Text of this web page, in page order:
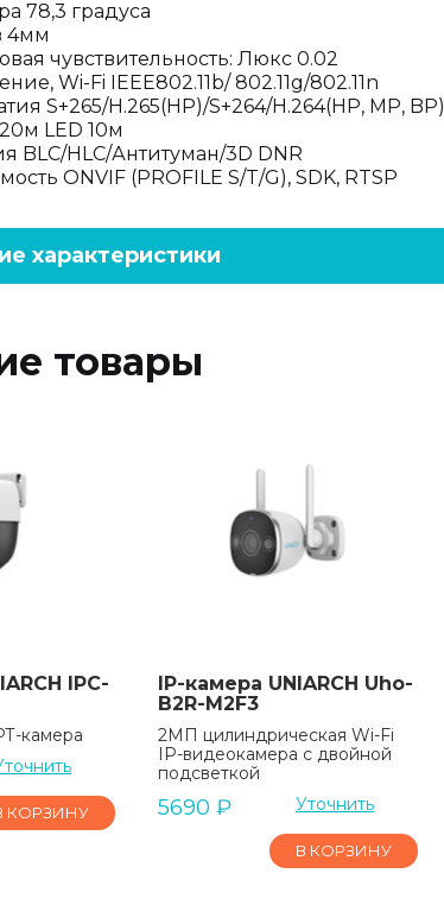
78,3 градуса
4мм
чувствительность: Люкс 0.02
Wi-Fi IEEE802.11b/ 802.11g/802.11n
S+265/H.265(HP)/S+264/H.264(HP, MP, BP)
LED 10м
BLC/HLC/Антитуман/3D DNR
ONVIF (PROFILE S/T/G), SDK, RTSP
характеристики
товары
IPC-
камера
КОРЗИНУ
IP-камера UNIARCH Uho-
B2R-M2F3
2МП цилиндрическая Wi-Fi
IP-видеокамера с двойной
подсветкой
5690 ₽ Уточнить
В КОРЗИНУ